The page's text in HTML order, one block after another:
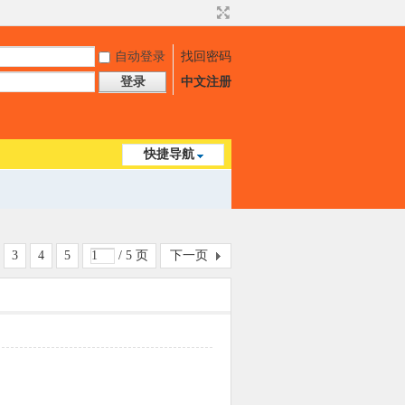
自动登录
找回密码
登录
中文注册
快捷导航
3 4 5 / 5 页 下一页